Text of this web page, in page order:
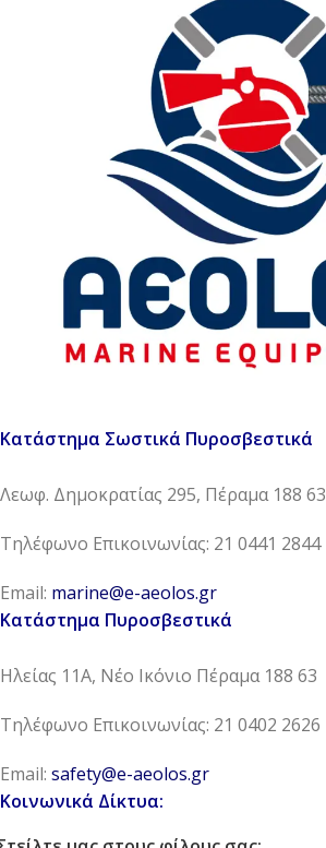
Κατάστημα Σωστικά Πυροσβεστικά
Λεωφ. Δημοκρατίας 295, Πέραμα 188 63
Τηλέφωνο Επικοινωνίας: 21 0441 2844
Email: marine@e-aeolos.gr
Κατάστημα Πυροσβεστικά
Ηλείας 11Α, Νέο Ικόνιο Πέραμα 188 63
Τηλέφωνο Επικοινωνίας: 21 0402 2626
Email: safety@e-aeolos.gr
Κοινωνικά Δίκτυα: